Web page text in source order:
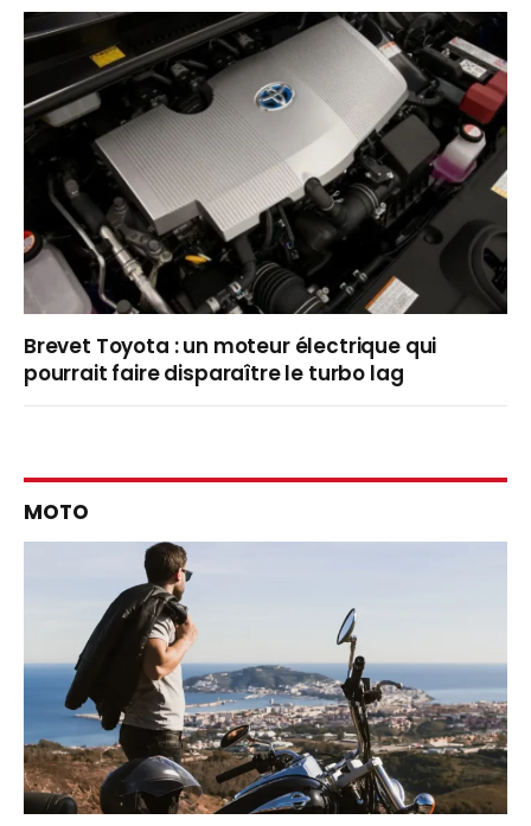
Brevet Toyota : un moteur électrique qui
pourrait faire disparaître le turbo lag
MOTO